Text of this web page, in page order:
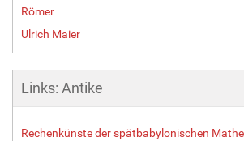
Römer
Ulrich Maier
Links: Antike
Rechenkünste der spätbabylonischen